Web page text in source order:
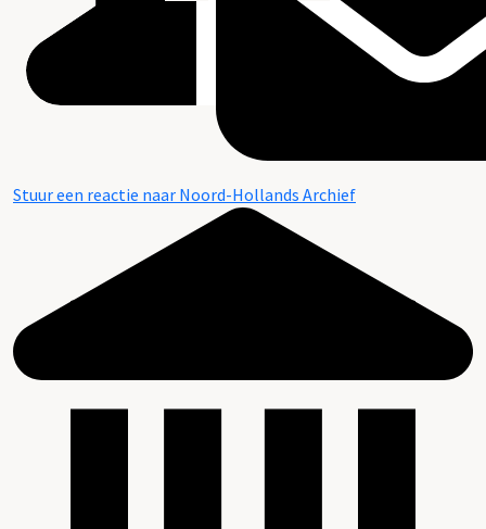
Stuur een reactie naar Noord-Hollands Archief